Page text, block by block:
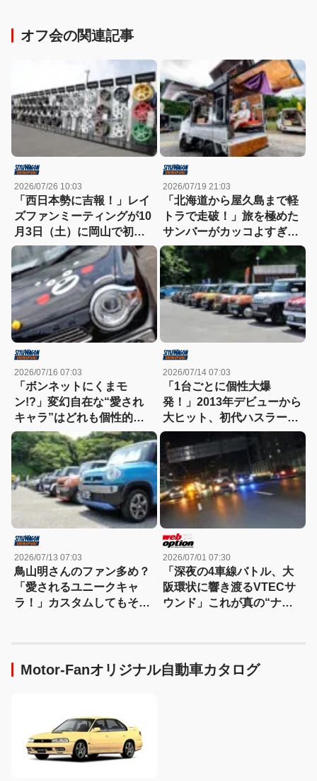
オフ会の関連記事
2026/07/26 10:03
「西日本勢に吉報！」レイ
ズファンミーティングが10
月3日（土）に岡山で初開
催
2026/07/19 21:03
「北海道から屋久島まで軽
トラで走破！」旅を極めた
サンバーがカッコよすぎ
る！
2026/07/16 07:03
「ボンネットにくまモ
ン!?」変幻自在な“愛され
キャラ”はどれも個性的！
【ハスラーカスタム】
2026/07/14 07:03
「1台ごとに個性大爆
発！」2013年デビューから
大ヒット、初代ハスラーの
魅力が詰まった熱いカスタ
ムミーティング
2026/07/13 07:03
鳥山明さんのファン多め？
「愛されるユニークキャ
ラ！」カスタムしてもその
2026/07/01 07:30
「深夜の4車線バトル、大
阪環状に響き渡るVTECサ
ウンド」これが真の“ナニ
Motor-Fanオリジナル自動車カタログ